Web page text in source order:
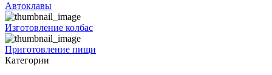
Автоклавы
Изготовление колбас
Приготовление пищи
Категории